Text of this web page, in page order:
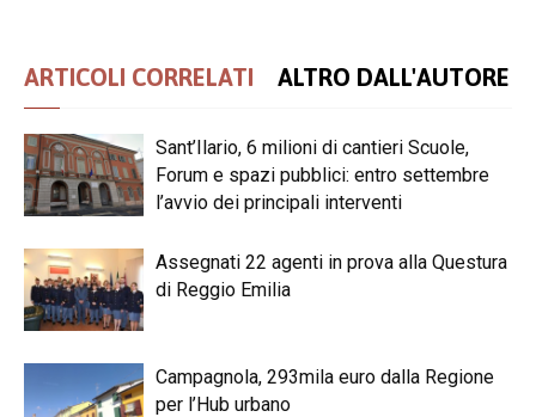
ARTICOLI CORRELATI ALTRO DALL'AUTORE
Sant’Ilario, 6 milioni di cantieri Scuole,
Forum e spazi pubblici: entro settembre
l’avvio dei principali interventi
Assegnati 22 agenti in prova alla Questura
di Reggio Emilia
Campagnola, 293mila euro dalla Regione
per l’Hub urbano